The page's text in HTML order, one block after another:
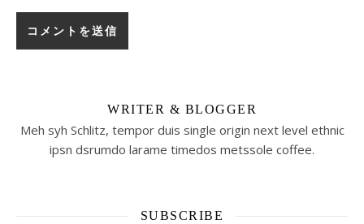
WRITER & BLOGGER
Meh syh Schlitz, tempor duis single origin next level ethnic
ipsn dsrumdo larame timedos metssole coffee.
SUBSCRIBE